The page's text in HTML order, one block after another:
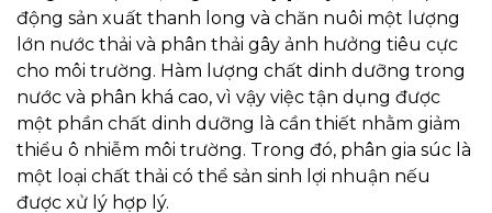
động sản xuất thanh long và chăn nuôi một lượng
lớn nước thải và phân thải gây ảnh hưởng tiêu cực
cho môi trường. Hàm lượng chất dinh dưỡng trong
nước và phân khá cao, vì vậy việc tận dụng được
một phần chất dinh dưỡng là cần thiết nhằm giảm
thiểu ô nhiễm môi trường. Trong đó, phân gia súc là
một loại chất thải có thể sản sinh lợi nhuận nếu
được xử lý hợp lý.